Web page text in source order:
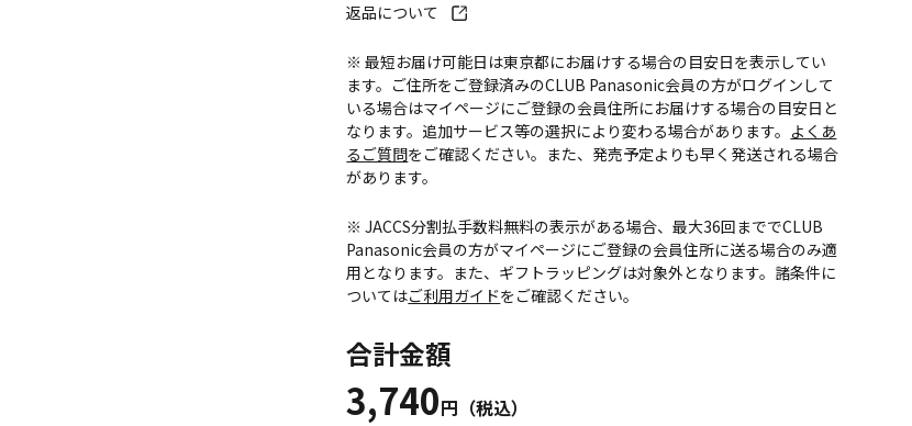
返品について
※ 最短お届け可能日は東京都にお届けする場合の目安日を表示してい
ます。ご住所をご登録済みのCLUB Panasonic会員の方がログインして
いる場合はマイページにご登録の会員住所にお届けする場合の目安日と
なります。追加サービス等の選択により変わる場合があります。 よくあ
るご質問をご確認ください。また、発売予定よりも早く発送される場合
があります。
※ JACCS分割払手数料無料の表示がある場合、最大36回まででCLUB
Panasonic会員の方がマイページにご登録の会員住所に送る場合のみ適
用となります。また、ギフトラッピングは対象外となります。諸条件に
ついてはご利用ガイドをご確認ください。
合計金額
3,740円（税込）